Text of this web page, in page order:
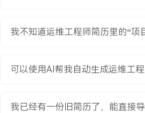
2024-09 -2025-12
城市物联网
公司核心的城市物联网平台管理着城市关
我不知道运维工程师简历里的“
可以使用AI帮我自动生成运维工程
我已经有一份旧简历了，能直接